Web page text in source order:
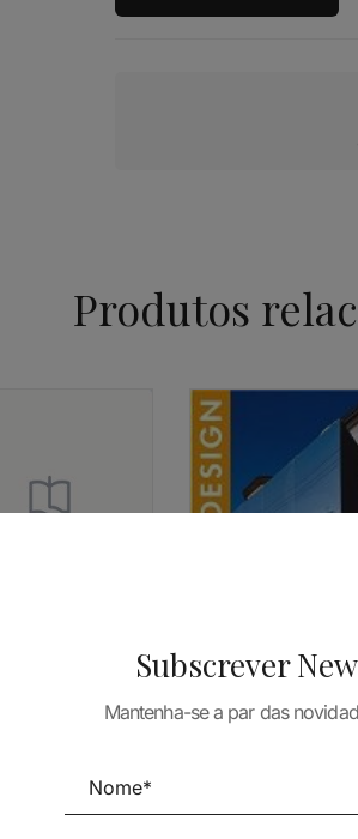
Produtos
ARQUITECTURA
GLASS DESIGN
Subscrever
Mantenha-se a par das